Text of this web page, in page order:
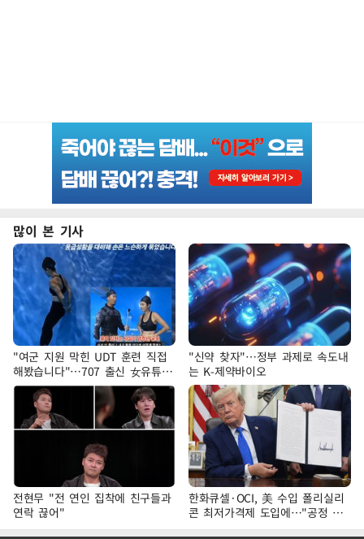
많이 본 기사
"여군 지원 막힌 UDT 훈련 직접
해봤습니다"…707 출신 女유튜버
'완벽 소화'
"신약 찾자"…정부 과제로 속도내
는 K-제약바이오
전현무 "전 연인 집착에 친구들과
연락 끊어"
한화큐셀·OCI, 美 수입 폴리실리
콘 최저가격제 도입에…"공정 경
쟁·수익성 개선 환영"